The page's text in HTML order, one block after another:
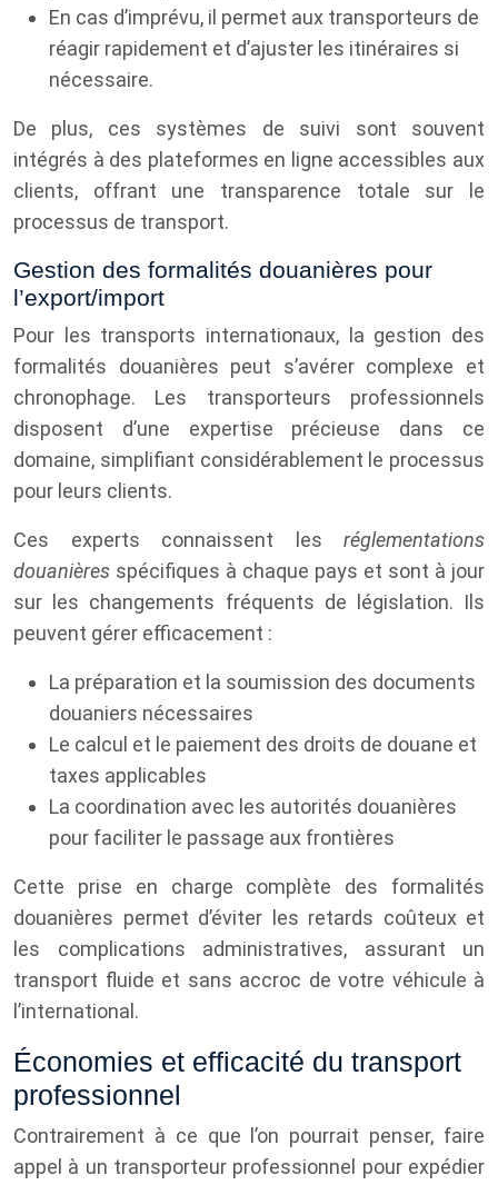
En cas d’imprévu, il permet aux transporteurs de
réagir rapidement et d’ajuster les itinéraires si
nécessaire.
De plus, ces systèmes de suivi sont souvent
intégrés à des plateformes en ligne accessibles aux
clients, offrant une transparence totale sur le
processus de transport.
Gestion des formalités douanières pour
l’export/import
Pour les transports internationaux, la gestion des
formalités douanières peut s’avérer complexe et
chronophage. Les transporteurs professionnels
disposent d’une expertise précieuse dans ce
domaine, simplifiant considérablement le processus
pour leurs clients.
Ces experts connaissent les réglementations
douanières spécifiques à chaque pays et sont à jour
sur les changements fréquents de législation. Ils
peuvent gérer efficacement :
La préparation et la soumission des documents
douaniers nécessaires
Le calcul et le paiement des droits de douane et
taxes applicables
La coordination avec les autorités douanières
pour faciliter le passage aux frontières
Cette prise en charge complète des formalités
douanières permet d’éviter les retards coûteux et
les complications administratives, assurant un
transport fluide et sans accroc de votre véhicule à
l’international.
Économies et efficacité du transport
professionnel
Contrairement à ce que l’on pourrait penser, faire
appel à un transporteur professionnel pour expédier